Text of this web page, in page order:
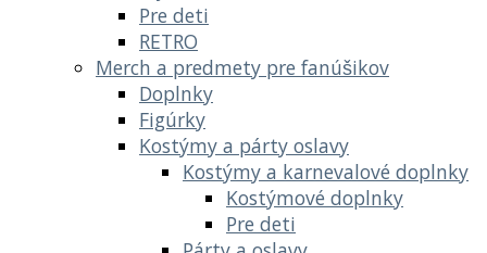
Pre deti
RETRO
Merch a predmety pre fanúšikov
Doplnky
Figúrky
Kostýmy a párty oslavy
Kostýmy a karnevalové doplnky
Kostýmové doplnky
Pre deti